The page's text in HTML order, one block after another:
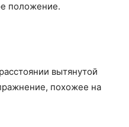
положение.
вытянутой
похожее на